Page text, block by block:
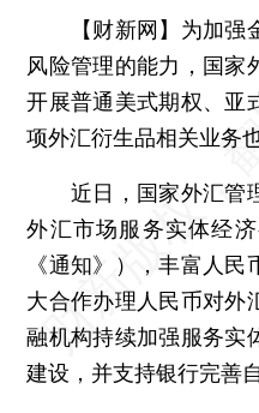
【财新网】 为加强
风险管理的能力，国家
开展普通美式期权、亚
项外汇衍生品相关业务
近日，国家外汇管
外汇市场服务实体经
《通知》），丰富人
大合作办理人民币对外
融机构持续加强服务实
建设，并支持银行完善